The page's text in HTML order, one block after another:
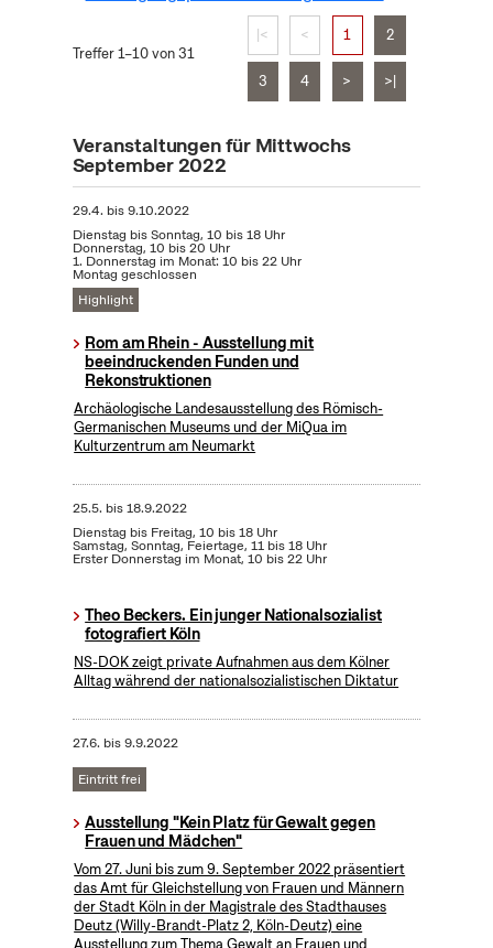
Treffer 1–10 von 31
|< < 1 2
3 4 > >|
Veranstaltungen für Mittwochs
September 2022
29.4. bis9.10.2022
Dienstag bis Sonntag, 10 bis 18 Uhr
Donnerstag, 10 bis 20 Uhr
1. Donnerstag im Monat: 10 bis 22 Uhr
Montag geschlossen
Highlight
Rom am Rhein - Ausstellung mit
beeindruckenden Funden und
Rekonstruktionen
Archäologische Landesausstellung des Römisch-
Germanischen Museums und der MiQua im
Kulturzentrum am Neumarkt
25.5. bis18.9.2022
Dienstag bis Freitag, 10 bis 18 Uhr
Samstag, Sonntag, Feiertage, 11 bis 18 Uhr
Erster Donnerstag im Monat, 10 bis 22 Uhr
Theo Beckers. Ein junger Nationalsozialist
fotografiert Köln
NS-DOK zeigt private Aufnahmen aus dem Kölner
Alltag während der nationalsozialistischen Diktatur
27.6. bis9.9.2022
Eintritt frei
Ausstellung "Kein Platz für Gewalt gegen
Frauen und Mädchen"
Vom 27. Juni bis zum 9. September 2022 präsentiert
das Amt für Gleichstellung von Frauen und Männern
der Stadt Köln in der Magistrale des Stadthauses
Deutz (Willy-Brandt-Platz 2, Köln-Deutz) eine